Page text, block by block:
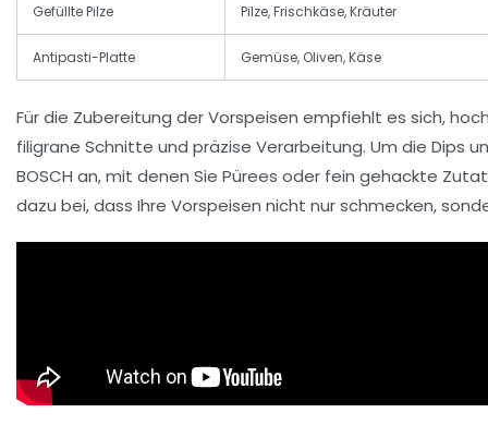
Gefüllte Pilze Pilze, Frischkäse, Kräuter
Antipasti-Platte Gemüse, Oliven, Käse
Für die Zubereitung der Vorspeisen empfiehlt es sich,
filigrane Schnitte und präzise Verarbeitung. Um die Dips
BOSCH an, mit denen Sie Pürees oder fein gehackte
dazu bei, dass Ihre Vorspeisen nicht nur schmecken,